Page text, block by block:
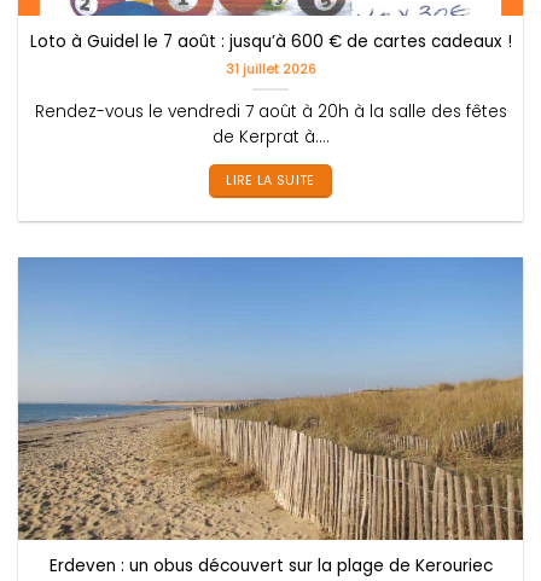
Loto à Guidel le 7 août : jusqu’à 600 € de cartes cadeaux !
31 juillet 2026
Rendez-vous le vendredi 7 août à 20h à la salle des fêtes
de Kerprat à....
LIRE LA SUITE
Erdeven : un obus découvert sur la plage de Kerouriec